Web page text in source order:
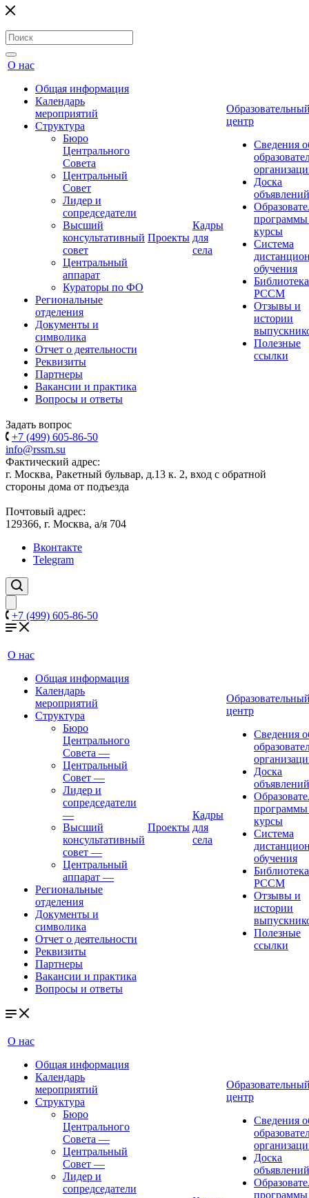
О нас
Общая информация
Календарь
мероприятий
Структура
Бюро
Центрального
Совета
Центральный
Совет
Лидер и
сопредседатели
Высший
консультативный
совет
Центральный
аппарат
Кураторы по ФО
Региональные
отделения
Документы и
символика
Отчет о деятельности
Реквизиты
Партнеры
Вакансии и практика
Вопросы и ответы
Проекты
Кадры
для
села
центр
Сведения
Доска
объявлений
курсы
Система
обучения
Библиотека
РССМ
Отзывы и
истории
Полезные
ссылки
Задать вопрос
+7 (499) 605-86-50
info@rssm.su
Фактический адрес:
г. Москва, Ракетный бульвар, д.13 к. 2, вход с обратной
стороны дома от подъезда
Почтовый адрес:
129366, г. Москва, а/я 704
Вконтакте
Telegram
+7 (499) 605-86-50
О нас
Общая информация
Календарь
мероприятий
Структура
Бюро
Центрального
Совета —
Центральный
Совет —
Лидер и
сопредседатели
—
Высший
консультативный
совет —
Центральный
аппарат —
Региональные
отделения
Документы и
символика
Отчет о деятельности
Реквизиты
Партнеры
Вакансии и практика
Вопросы и ответы
Проекты
Кадры
для
села
центр
Сведения
Доска
объявлений
курсы
Система
обучения
Библиотека
РССМ
Отзывы и
истории
Полезные
ссылки
О нас
Общая информация
Календарь
мероприятий
Структура
Бюро
Центрального
Совета —
Центральный
Совет —
Лидер и
сопредседатели
центр
Сведения
Доска
объявлений